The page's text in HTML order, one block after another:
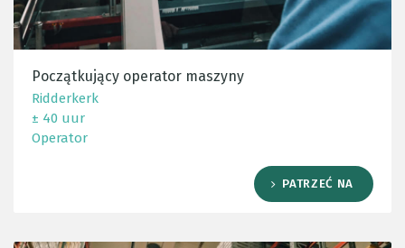
Początkujący operator maszyny
Ridderkerk
± 40 uur
Operator
PATRZEĆ NA